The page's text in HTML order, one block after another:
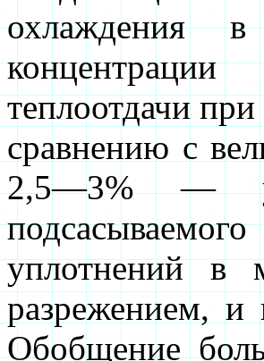
охлаждения
теплоотдачи
сравнению с
2,5—3% —
уплотнений в
разрежением, и
Обобщение